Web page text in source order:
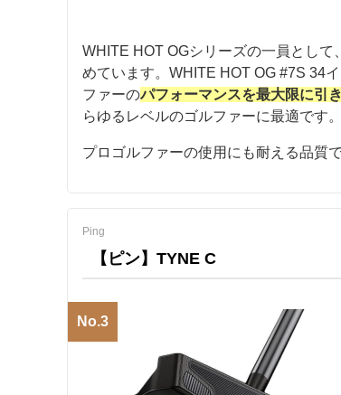
WHITE HOT OGシリーズの一員として
めています。WHITE HOT OG #7S 34
ファーのパフォーマンスを最大限に引
らゆるレベルのゴルファーに最適です。
プロゴルファーの使用にも耐える品質
Ping
【ピン】TYNE C
No.3